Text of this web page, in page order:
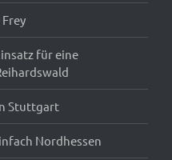
für eine
Stuttgart
Nordhessen